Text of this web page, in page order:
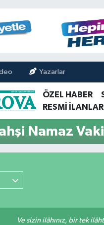
Yazarlar
ÖZEL HABER
RESMİ İLANLAR
Namaz
Ve sizin ilâhınız, bir tek